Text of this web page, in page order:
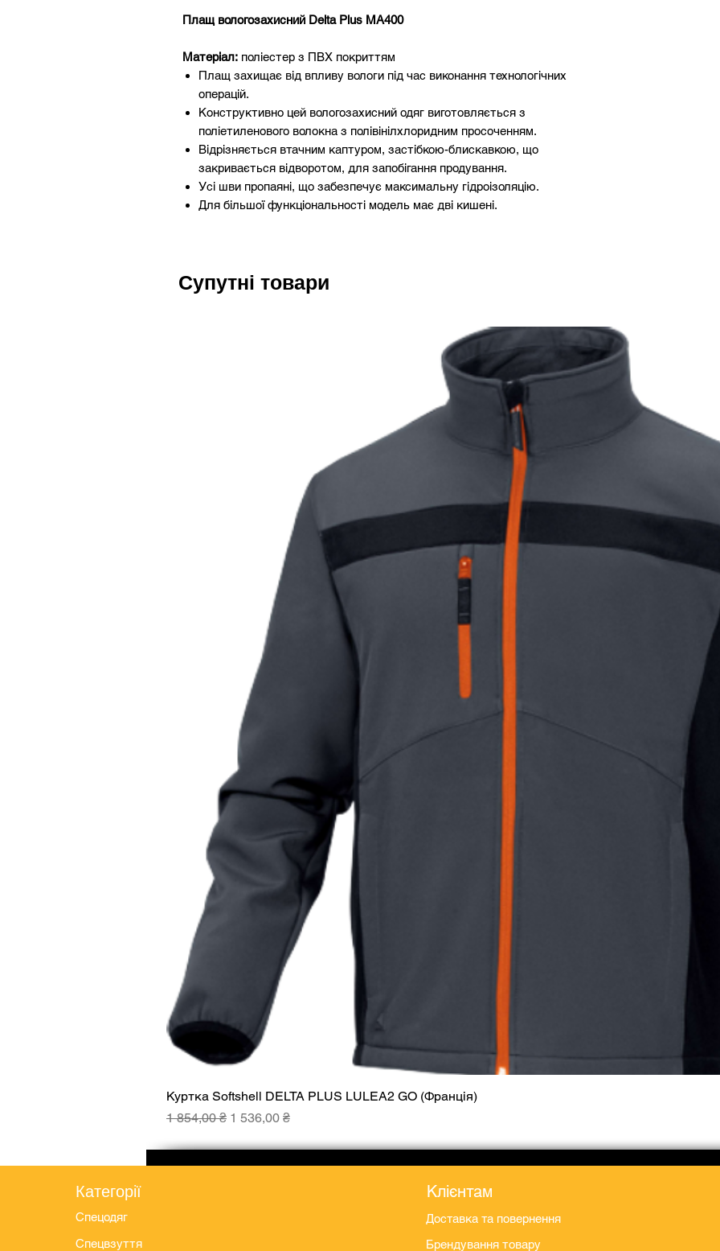
Плащ вологозахисний Delta Plus MA400
Матеріал: поліестер з ПВХ покриттям
Плащ захищає від впливу вологи під час виконання технологічних
операцій.
Конструктивно цей вологозахисний одяг виготовляється з
поліетиленового волокна з полівінілхлоридним просоченням.
Відрізняється втачним каптуром, застібкою-блискавкою, що
закривається відворотом, для запобігання продування.
Усі шви пропаяні, що забезпечує максимальну гідроізоляцію.
Для більшої функціональності модель має дві кишені.
Супутні товари
Куртка Softshell DELTA PLUS LULEA2 GO (Франція)
Звичайна ціна
1 854,00 ₴ За розпродажем
1 536,00 ₴
Категорії
Спецодяг
Спецвзуття
Клієнтам
Доставка та повернення
Брендування товару